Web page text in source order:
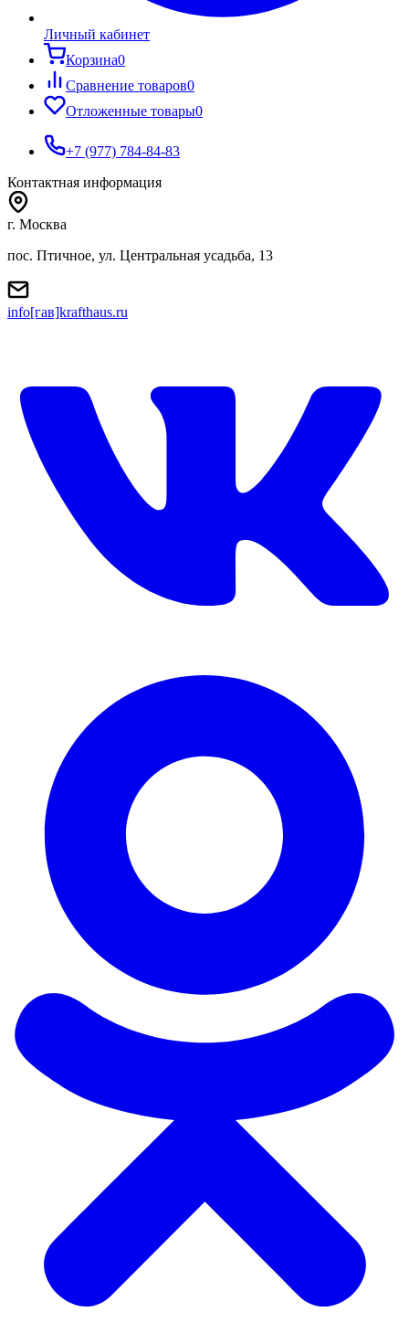
Личный кабинет
Корзина0
Сравнение товаров0
Отложенные товары0
+7 (977) 784-84-83
Контактная информация
г. Москва
пос. Птичное, ул. Центральная усадьба, 13
info[гав]krafthaus.ru